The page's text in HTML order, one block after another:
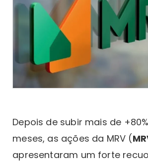
Depois de subir mais de
meses, as ações da MRV (
apresentaram um forte